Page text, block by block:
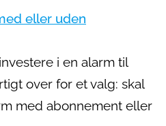
eller uden
i en alarm til
over for et valg: skal
med abonnement eller